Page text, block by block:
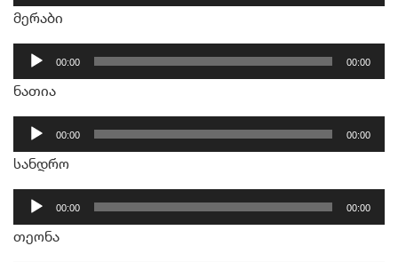
დამკვრელი
მერაბი
აუდიო
დამკვრელი
00:00 00:00
ნათია
აუდიო
დამკვრელი
00:00 00:00
სანდრო
აუდიო
დამკვრელი
00:00 00:00
თეონა